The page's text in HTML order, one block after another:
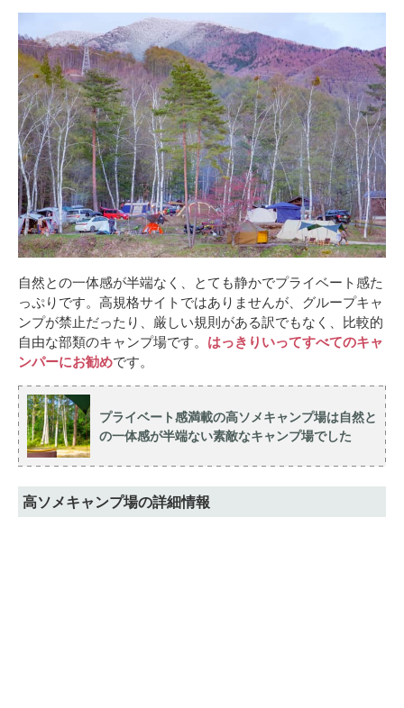
自然との一体感が半端なく、とても静かでプライベート感た
っぷりです。高規格サイトではありませんが、グループキャ
ンプが禁止だったり、厳しい規則がある訳でもなく、比較的
自由な部類のキャンプ場です。 はっきりいってすべてのキャ
ンパーにお勧めです。
プライベート感満載の高ソメキャンプ場は自然と
の一体感が半端ない素敵なキャンプ場でした
高ソメキャンプ場の詳細情報